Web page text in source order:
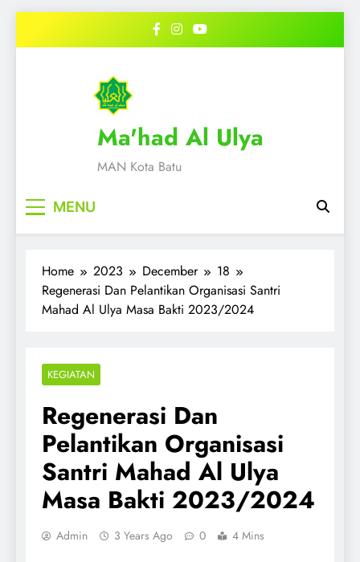
Ma'had Al Ulya
MAN Kota Batu
MENU
Home 2023 December
18
Regenerasi Dan Pelantikan Organisasi Santri
Mahad Al Ulya Masa Bakti 2023/2024
KEGIATAN
Regenerasi Dan
Pelantikan Organisasi
Santri Mahad Al Ulya
Masa Bakti 2023/2024
Admin 3 Years Ago 0 4 Mins